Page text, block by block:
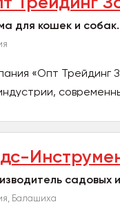
для кошек и
«Опт Трейдинг
садовых
Балашиха